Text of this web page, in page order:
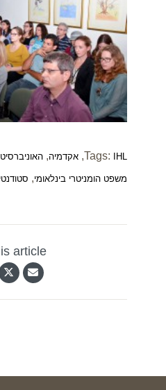
Tags: IHL
, אקדמיה,
משפט הומניטרי בינלאומי,
article